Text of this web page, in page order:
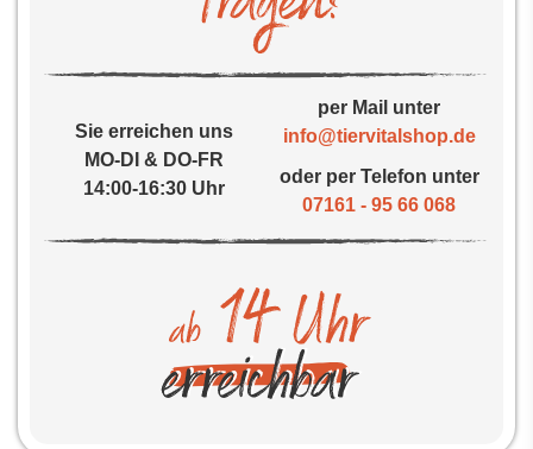
Sie erreichen uns
MO-DI & DO-FR
14:00-16:30 Uhr
per Mail unter
info@tiervitalshop.de
oder per Telefon unter
07161 - 95 66 068